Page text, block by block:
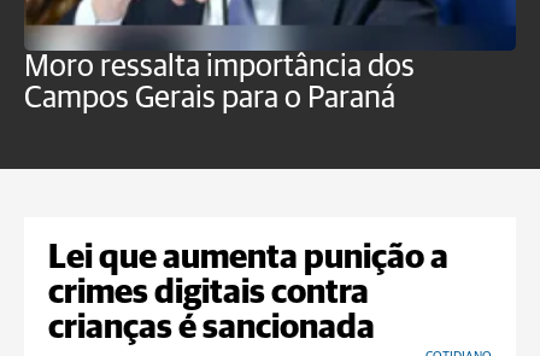
Moro ressalta importância dos
Campos Gerais para o Paraná
Lei que aumenta punição a
crimes digitais contra
crianças é sancionada